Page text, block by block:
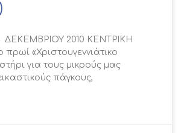
ΔΕΚΕΜΒΡΙΟΥ 2010 ΚΕΝΤΡΙΚΗ
πρωί «Χριστουγεννιάτικο
για τους μικρούς μας
πάγκους,